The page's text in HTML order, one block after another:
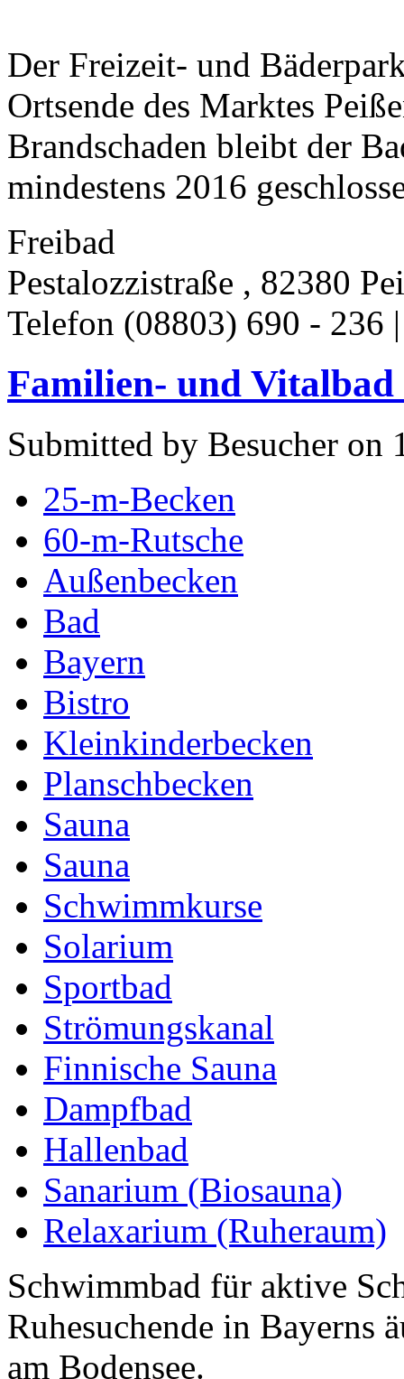
Der Freizeit- und
Ortsende des Marktes
Brandschaden bleibt der
mindestens 2016
Freibad
Pestalozzistraße , 82380
Telefon (08803) 690 - 236
Familien- und
Submitted by Besucher on
25-m-Becken
60-m-Rutsche
Außenbecken
Bad
Bayern
Bistro
Kleinkinderbecken
Planschbecken
Sauna
Sauna
Schwimmkurse
Solarium
Sportbad
Strömungskanal
Finnische Sauna
Dampfbad
Hallenbad
Sanarium (Biosauna)
Relaxarium (Ruheraum)
Schwimmbad für aktive
Ruhesuchende in Bayerns
am Bodensee.